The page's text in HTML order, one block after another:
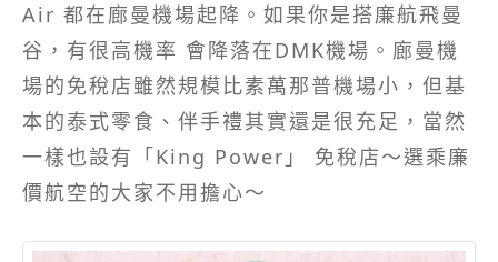
Air 都在廊曼機場起降。如果你是搭廉航飛曼
谷，有很高機率 會降落在DMK機場。廊曼機
場的免稅店雖然規模比素萬那普機場小，但基
本的泰式零食、伴手禮其實還是很充足，當然
一樣也設有「King Power」 免稅店～選乘廉
價航空的大家不用擔心～